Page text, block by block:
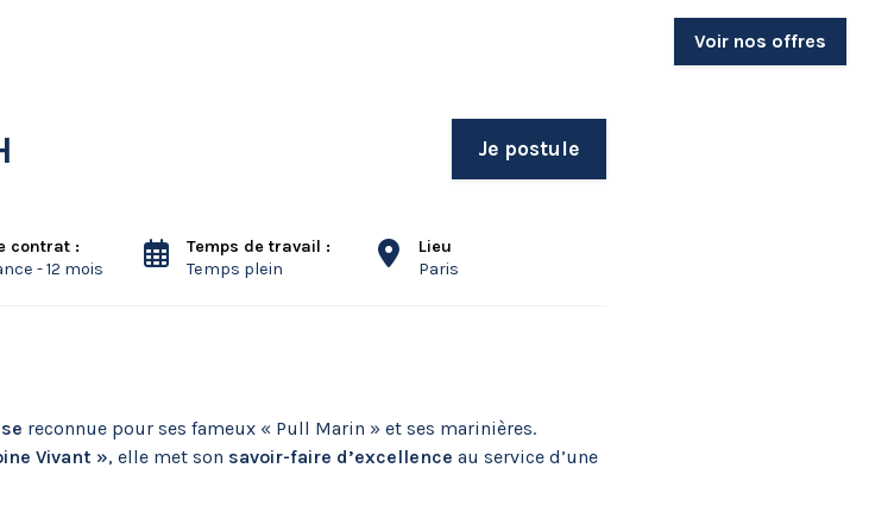
Voir nos offres
Je postule
contrat :
- 12 mois
Temps de travail :
Temps plein
Lieu
Paris
reconnue pour ses fameux « Pull Marin » et ses marinières.
Vivant », elle met son savoir-faire d’excellence au service d’une